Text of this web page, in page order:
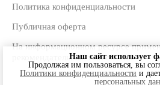
Политика конфиденциальности
Публичная оферта
На информационном ресурсе
рекомендательные технологии
Наш сайт использует
Продолжая им пользоваться, вы
Политики конфиденциальности и
персональных